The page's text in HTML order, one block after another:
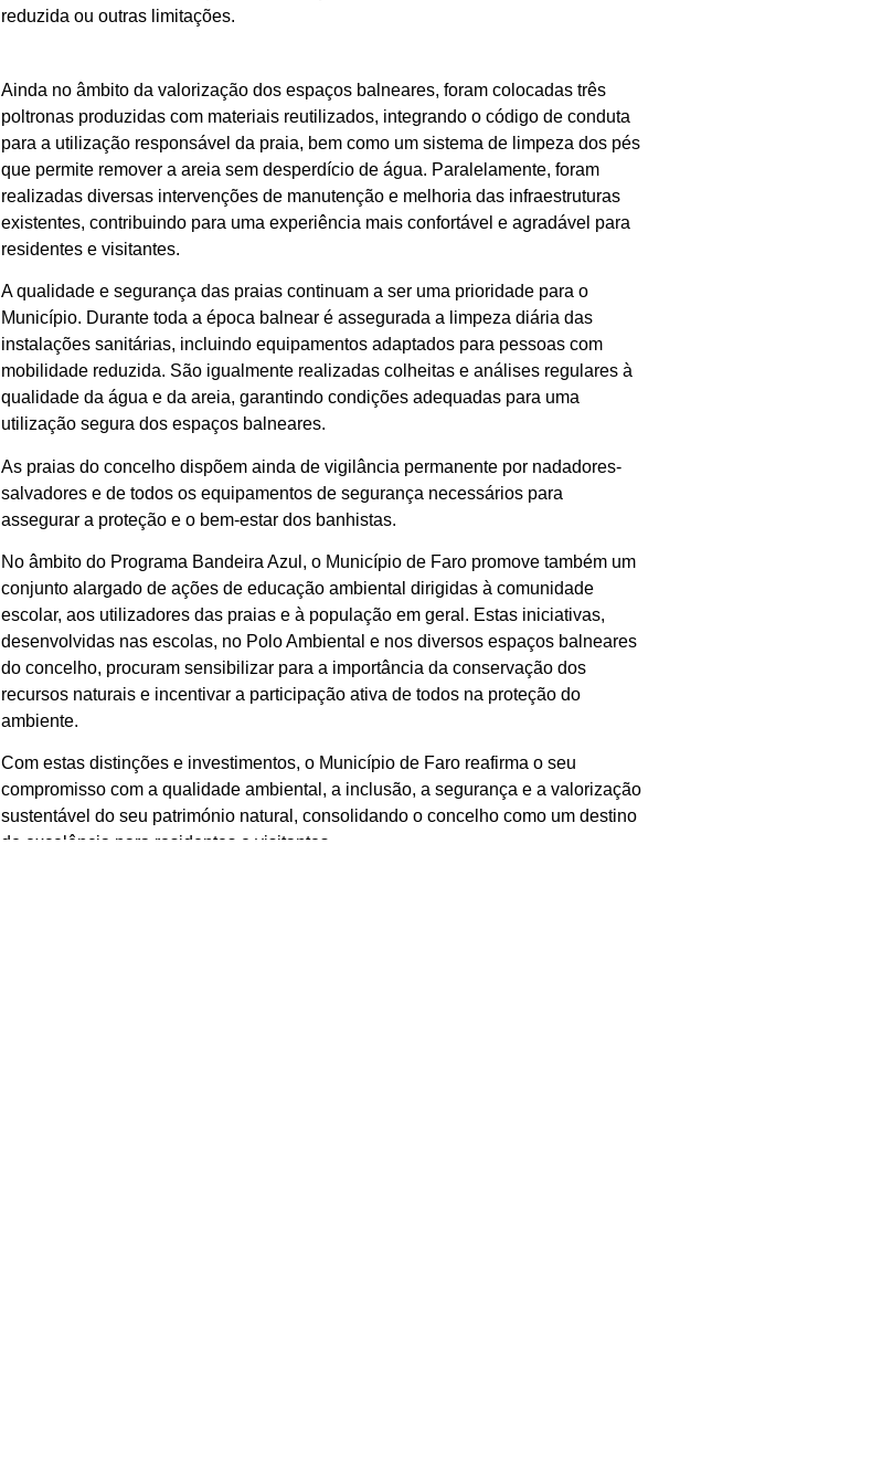
reduzida ou outras limitações.
Ainda no âmbito da valorização dos espaços balneares, foram colocadas três
poltronas produzidas com materiais reutilizados, integrando o código de conduta
para a utilização responsável da praia, bem como um sistema de limpeza dos pés
que permite remover a areia sem desperdício de água. Paralelamente, foram
realizadas diversas intervenções de manutenção e melhoria das infraestruturas
existentes, contribuindo para uma experiência mais confortável e agradável para
residentes e visitantes.
A qualidade e segurança das praias continuam a ser uma prioridade para o
Município. Durante toda a época balnear é assegurada a limpeza diária das
instalações sanitárias, incluindo equipamentos adaptados para pessoas com
mobilidade reduzida. São igualmente realizadas colheitas e análises regulares à
qualidade da água e da areia, garantindo condições adequadas para uma
utilização segura dos espaços balneares.
As praias do concelho dispõem ainda de vigilância permanente por nadadores-
salvadores e de todos os equipamentos de segurança necessários para
assegurar a proteção e o bem-estar dos banhistas.
No âmbito do Programa Bandeira Azul, o Município de Faro promove também um
conjunto alargado de ações de educação ambiental dirigidas à comunidade
escolar, aos utilizadores das praias e à população em geral. Estas iniciativas,
desenvolvidas nas escolas, no Polo Ambiental e nos diversos espaços balneares
do concelho, procuram sensibilizar para a importância da conservação dos
recursos naturais e incentivar a participação ativa de todos na proteção do
ambiente.
Com estas distinções e investimentos, o Município de Faro reafirma o seu
compromisso com a qualidade ambiental, a inclusão, a segurança e a valorização
sustentável do seu património natural, consolidando o concelho como um destino
de excelência para residentes e visitantes.